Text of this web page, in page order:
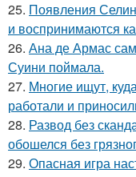
25. Появления
и воспринимаются
26. Ана де Армас
Суини поймала.
27. Многие ищут,
работали и
28. Развод без
обошелся без
29. Опасная игра